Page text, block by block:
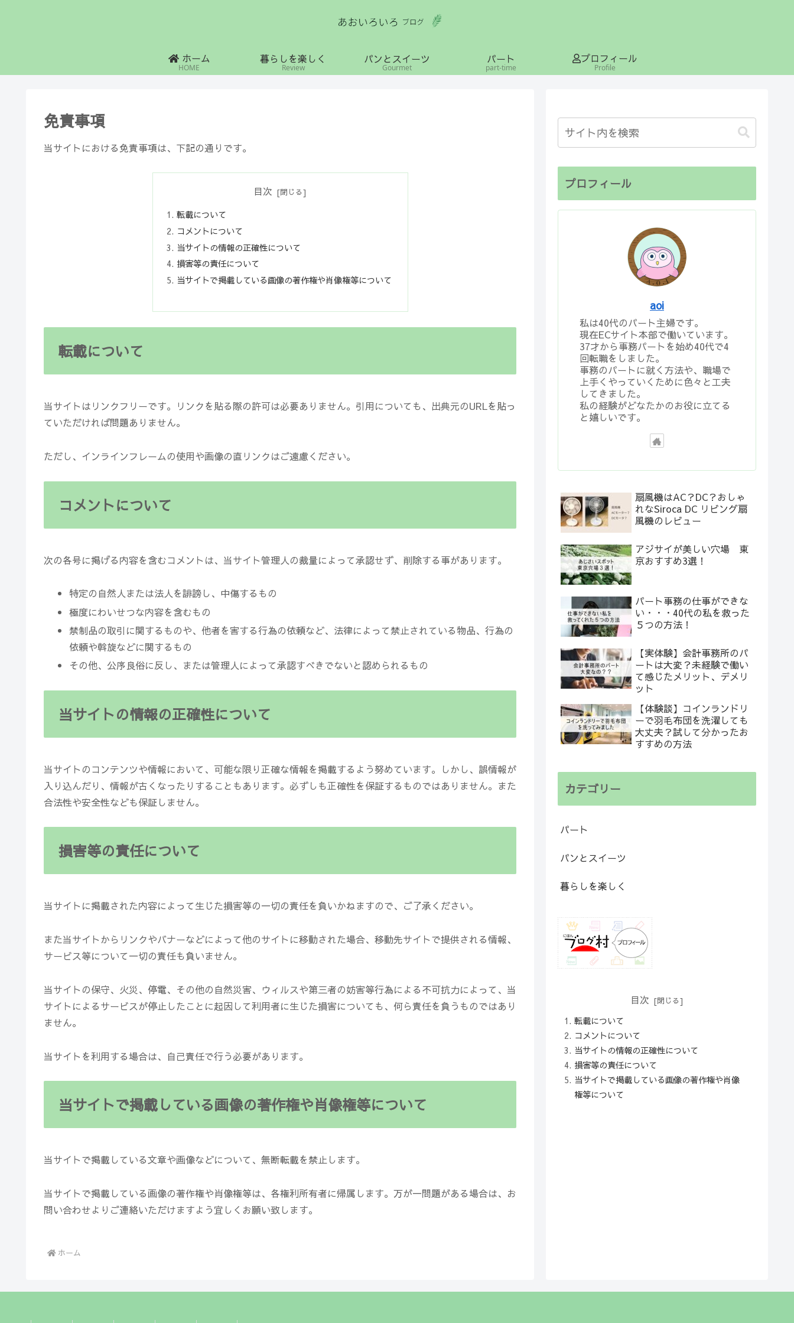
ホーム
HOME
暮らしを楽しく
Review
パンとスイーツ
Gourmet
パート
part-time
プロフィール
Profile
免責事項
当サイトにおける免責事項は、下記の通りです。
目次
転載について
コメントについて
当サイトの情報の正確性について
損害等の責任について
当サイトで掲載している画像の著作権や肖像権等について
転載について
当サイトはリンクフリーです。リンクを貼る際の許可は必要ありません。引用についても、出典元のURLを貼っ
ていただければ問題ありません。
ただし、インラインフレームの使用や画像の直リンクはご遠慮ください。
コメントについて
次の各号に掲げる内容を含むコメントは、当サイト管理人の裁量によって承認せず、削除する事があります。
特定の自然人または法人を誹謗し、中傷するもの
極度にわいせつな内容を含むもの
禁制品の取引に関するものや、他者を害する行為の依頼など、法律によって禁止されている物品、行為の
依頼や斡旋などに関するもの
その他、公序良俗に反し、または管理人によって承認すべきでないと認められるもの
当サイトの情報の正確性について
当サイトのコンテンツや情報において、可能な限り正確な情報を掲載するよう努めています。しかし、誤情報が
入り込んだり、情報が古くなったりすることもあります。必ずしも正確性を保証するものではありません。また
合法性や安全性なども保証しません。
損害等の責任について
当サイトに掲載された内容によって生じた損害等の一切の責任を負いかねますので、ご了承ください。
また当サイトからリンクやバナーなどによって他のサイトに移動された場合、移動先サイトで提供される情報、
サービス等について一切の責任も負いません。
当サイトの保守、火災、停電、その他の自然災害、ウィルスや第三者の妨害等行為による不可抗力によって、当
サイトによるサービスが停止したことに起因して利用者に生じた損害についても、何ら責任を負うものではあり
ません。
当サイトを利用する場合は、自己責任で行う必要があります。
当サイトで掲載している画像の著作権や肖像権等について
当サイトで掲載している文章や画像などについて、無断転載を禁止します。
当サイトで掲載している画像の著作権や肖像権等は、各権利所有者に帰属します。万が一問題がある場合は、お
問い合わせよりご連絡いただけますよう宜しくお願い致します。
ホーム
プロフィール
aoi
私は40代のパート主婦です。
現在ECサイト本部で働いています。
37才から事務パートを始め40代で4
回転職をしました。
事務のパートに就く方法や、職場で
上手くやっていくために色々と工夫
してきました。
私の経験がどなたかのお役に立てる
と嬉しいです。
扇風機はAC？DC？おしゃ
れなSiroca DC リビング扇
風機のレビュー
アジサイが美しい穴場 東
京おすすめ3選！
パート事務の仕事ができな
い・・・40代の私を救った
５つの方法！
【実体験】会計事務所のパ
ートは大変？未経験で働い
て感じたメリット、デメリ
ット
【体験談】コインランドリ
ーで羽毛布団を洗濯しても
大丈夫？試して分かったお
すすめの方法
カテゴリー
パート
パンとスイーツ
暮らしを楽しく
目次
転載について
コメントについて
当サイトの情報の正確性について
損害等の責任について
当サイトで掲載している画像の著作権や肖像
権等について